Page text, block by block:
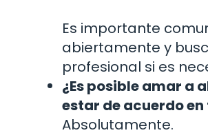
Es importante
abiertamente y
profesional si es
¿Es posible amar a
estar de acuerdo en
Absolutamente.